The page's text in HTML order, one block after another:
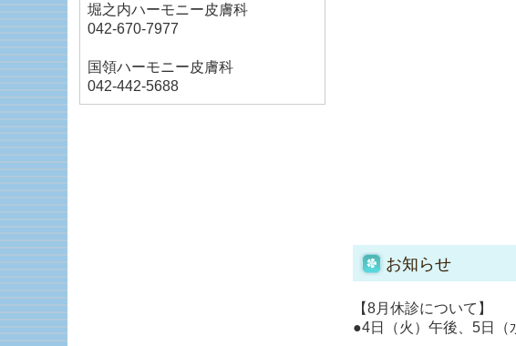
堀之内ハーモニー皮膚科
042-670-7977
国領ハーモニー皮膚科
042-442-5688
お知らせ
【8月休診について】
●4日（火）午後、5日（